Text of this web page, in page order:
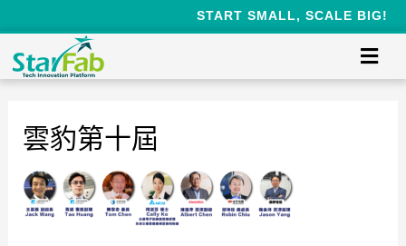
START SMALL, SCALE BIG!
雲豹第十屆